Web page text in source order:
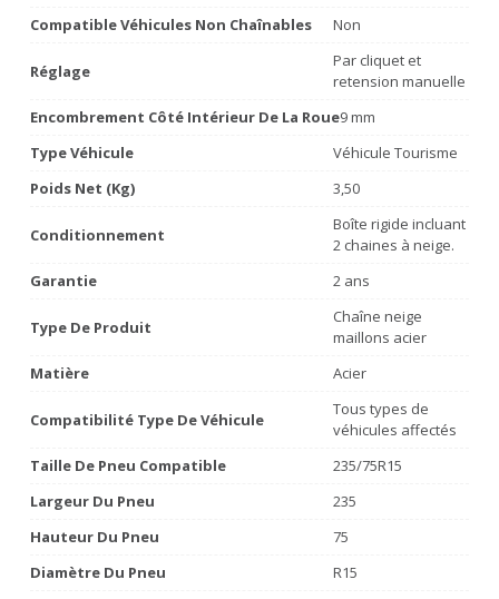
Compatible Véhicules Non Chaînables
Non
Réglage
Par cliquet et
retension manuelle
Encombrement Côté Intérieur De La Roue9 mm
Type Véhicule
Véhicule Tourisme
Poids Net (Kg)
3,50
Conditionnement
Boîte rigide incluant
2 chaines à neige.
Garantie
2 ans
Type De Produit
Chaîne neige
maillons acier
Matière
Acier
Compatibilité Type De Véhicule
Tous types de
véhicules affectés
Taille De Pneu Compatible
235/75R15
Largeur Du Pneu
235
Hauteur Du Pneu
75
Diamètre Du Pneu
R15